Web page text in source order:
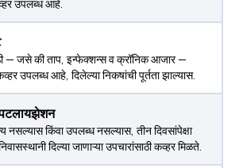
उपलब्ध आहे.
— जसे की ताप, इन्फेक्शन्स व क्रॉनिक आजार —
उपलब्ध आहे, दिलेल्या निकषांची पूर्तता झाल्यास.
किंवा उपलब्ध नसल्यास, तीन दिवसांपेक्षा
दिल्या जाणाऱ्या उपचारांसाठी कव्हर मिळते.